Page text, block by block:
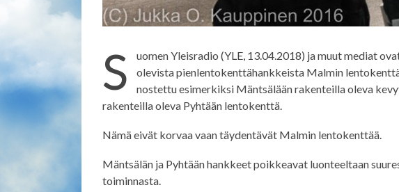
S
uomen Yleisradio (YLE, 13.04.2018) ja muut mediat
olevista pienlentokenttähankkeista Malmin
nostettu esimerkiksi Mäntsälään rakenteilla oleva
rakenteilla oleva Pyhtään lentokenttä.
Nämä eivät korvaa vaan täydentävät Malmin lentokenttää.
Mäntsälän ja Pyhtään hankkeet poikkeavat luonteeltaan
toiminnasta.